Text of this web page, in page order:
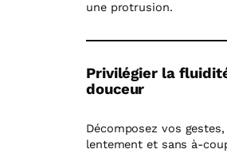
une protrusion.
Privilégier la
douceur
Décomposez vos gestes,
lentement et sans à-